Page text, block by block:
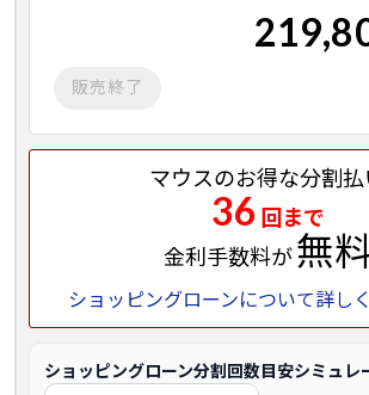
販売終了
マウスのお得な分割払
36 回まで
金利手数料が無
ショッピングローンについて詳し
ショッピングローン分割回数目安シミュレ